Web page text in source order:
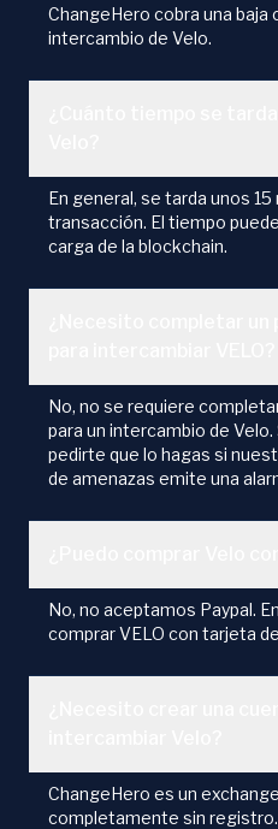
ChangeHero cobra una baja
intercambio de Velo.
En general, se tarda unos
transacción. El tiempo
carga de la blockchain.
No, no se requiere
para un intercambio de
pedirte que lo hagas si
de amenazas emite una
No, no aceptamos Paypal.
comprar VELO con tarjeta
ChangeHero es un
completamente sin